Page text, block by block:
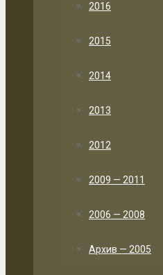
2016
2015
2014
2013
2012
2009 — 2011
2006 — 2008
Архив — 2005